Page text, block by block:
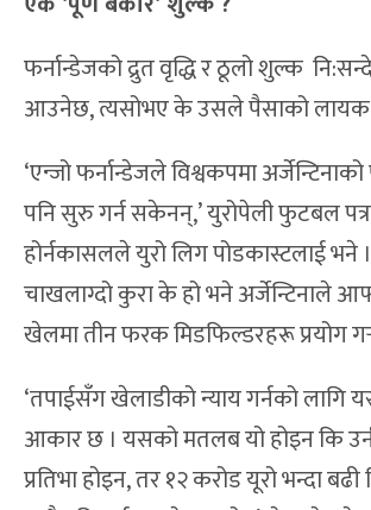
फर्नान्डेजको द्रुत वृद्धि र ठूलो शुल्क
आउनेछ, त्यसोभए के उसले पैसाको लायक
‘एन्जो फर्नान्डेजले विश्वकपमा
पनि सुरु गर्न सकेनन्,’ युरोपेली फुटबल
होर्नकासलले युरो लिग पोडकास्टलाई भने
चाखलाग्दो कुरा के हो भने अर्जेन्टिनाले
खेलमा तीन फरक मिडफिल्डरहरू प्रयोग
‘तपाईसँग खेलाडीको न्याय गर्नको लागि
आकार छ । यसको मतलब यो होइन कि
प्रतिभा होइन, तर १२ करोड यूरो भन्दा बढी